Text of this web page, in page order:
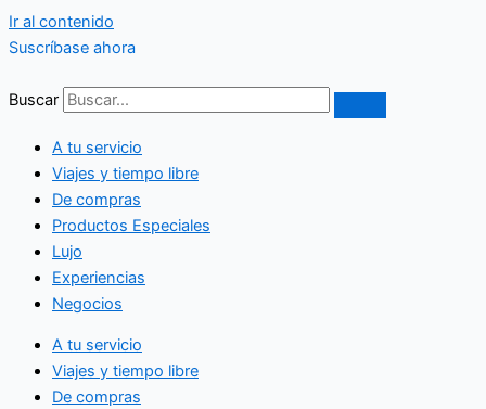
Ir al contenido
Suscríbase ahora
Buscar
A tu servicio
Viajes y tiempo libre
De compras
Productos Especiales
Lujo
Experiencias
Negocios
A tu servicio
Viajes y tiempo libre
De compras